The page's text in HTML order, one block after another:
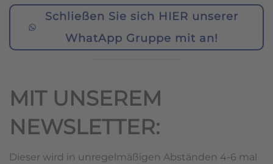
Schließen Sie sich HIER unserer
WhatApp Gruppe mit an!
MIT UNSEREM
NEWSLETTER:
Dieser wird in unregelmäßigen Abständen 4-6 mal